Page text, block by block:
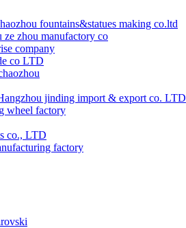
fountains&statues making co.ltd
ze zhou manufactory co
company
co LTD
jinding import & export co. LTD
wheel factory
co., LTD
factory